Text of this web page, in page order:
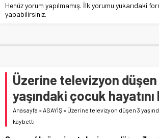
Henüz yorum yapılmamış. İlk yorumu yukarıdaki
yapabilirsiniz.
Üzerine televizyon düşen
yaşındaki çocuk
Anasayfa »ASAYİŞ » Üzerine televizyon düşen 3
kaybetti